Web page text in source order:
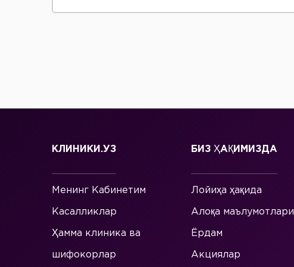
КЛИНИКИ.УЗ
Менинг Кабинетим
Касалликлар
Ҳамма клиника ва
шифокорлар
БИЗ ҲАҚИМИЗДА
Лойиҳа ҳақида
Алоқа маълумотлари
Ёрдам
Акциялар